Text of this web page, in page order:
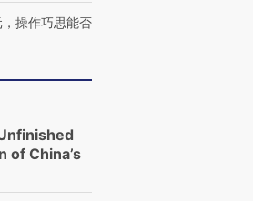
操作巧思能否
of China’s